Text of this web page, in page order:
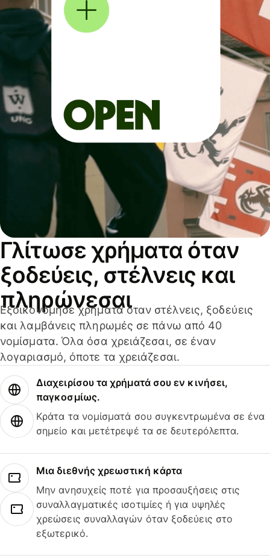
Γλίτωσε χρήματα όταν
ξοδεύεις, στέλνεις και
πληρώνεσαι
Εξοικονόμησε χρήματα όταν στέλνεις, ξοδεύεις
και λαμβάνεις πληρωμές σε πάνω από 40
νομίσματα. Όλα όσα χρειάζεσαι, σε έναν
λογαριασμό, όποτε τα χρειάζεσαι.
Διαχειρίσου τα χρήματά σου εν κινήσει,
παγκοσμίως.
Κράτα τα νομίσματά σου συγκεντρωμένα σε ένα
σημείο και μετέτρεψέ τα σε δευτερόλεπτα.
Μια διεθνής χρεωστική κάρτα
Μην ανησυχείς ποτέ για προσαυξήσεις στις
συναλλαγματικές ισοτιμίες ή για υψηλές
χρεώσεις συναλλαγών όταν ξοδεύεις στο
εξωτερικό.